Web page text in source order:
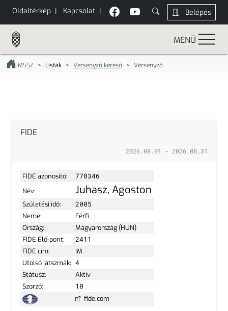
Oldaltérkép | Kapcsolat | Belépés
MENÜ
MSSZ Listák Versenyző kereső Versenyző
FIDE
2026.08.01 - 2026.08.31
FIDE azonosító: 778346
Név: Juhasz, Agoston
Születési idő: 2005
Neme:
Férfi
Ország:
Magyarország (HUN)
FIDE Élő-pont:
2411
FIDE cím:
IM
Utolsó játszmák: 4
Státusz:
Aktív
Szorzó:
10
fide.com